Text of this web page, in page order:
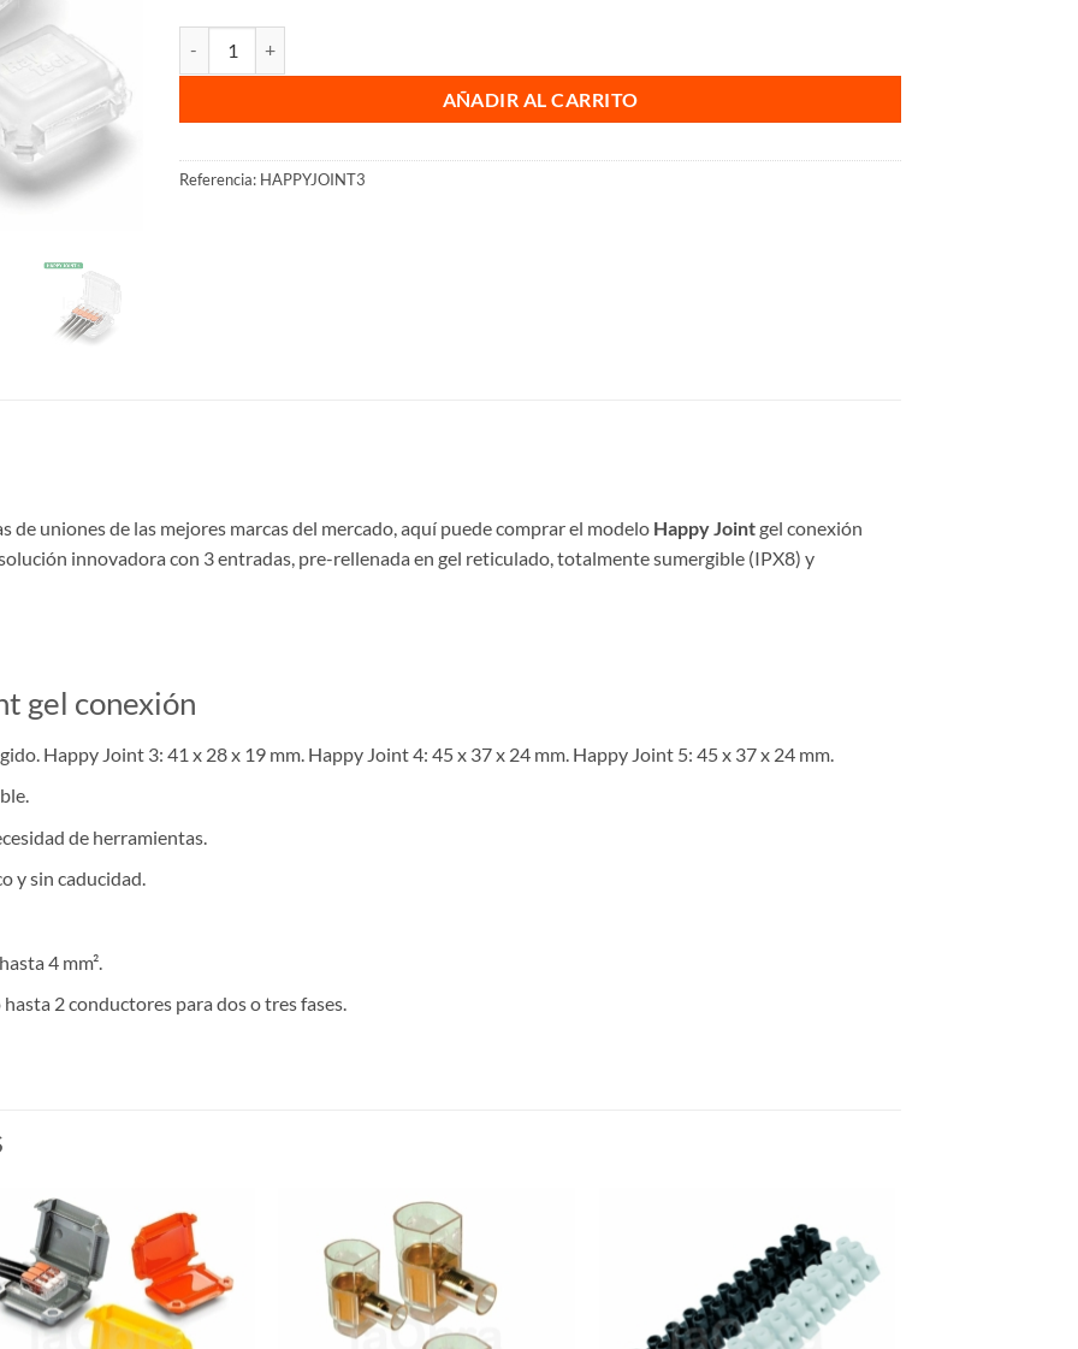
AÑADIR AL CARRITO
Referencia: HAPPYJOINT3
de uniones de las mejores marcas del mercado, aquí puede comprar el modelo Happy Jointgel conexión
innovadora con 3 entradas, pre-rellenada en gel reticulado, totalmente sumergible (IPX8) y
gel conexión
Happy Joint 3: 41 x 28 x 19 mm. Happy Joint 4: 45 x 37 x 24 mm. Happy Joint 5: 45 x 37 x 24 mm.
de herramientas.
y sin caducidad.
4 mm².
2 conductores para dos o tres fases.